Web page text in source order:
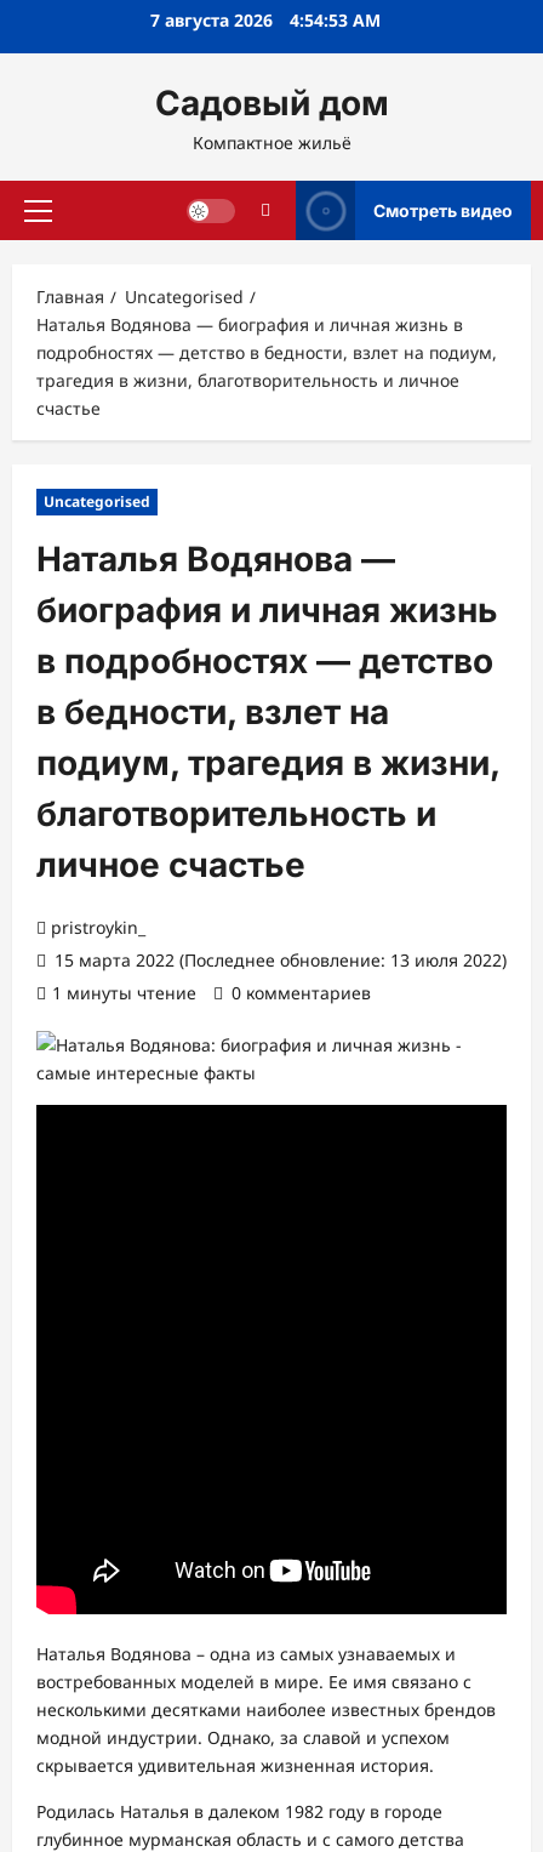
7 августа 2026 4:54:54 AM
Садовый дом
Компактное жильё
Основное
Смотреть видео
Главная
Uncategorised
Наталья Водянова — биография и личная жизнь в
подробностях — детство в бедности, взлет на подиум,
трагедия в жизни, благотворительность и личное
счастье
Uncategorised
Наталья Водянова —
биография и личная жизнь
в подробностях — детство
в бедности, взлет на
подиум, трагедия в жизни,
благотворительность и
личное счастье
pristroykin_
15 марта 2022 (Последнее обновление: 13 июля 2022)
1 минуты чтение
0 комментариев
Наталья Водянова – одна из самых узнаваемых и
востребованных моделей в мире. Ее имя связано с
несколькими десятками наиболее известных брендов
модной индустрии. Однако, за славой и успехом
скрывается удивительная жизненная история.
Родилась Наталья в далеком 1982 году в городе
глубинное мурманская область и с самого детства